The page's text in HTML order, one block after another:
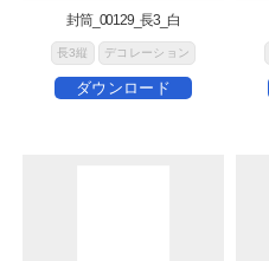
封筒_00129_長3_白
長3縦 デコレーション
ダウンロード